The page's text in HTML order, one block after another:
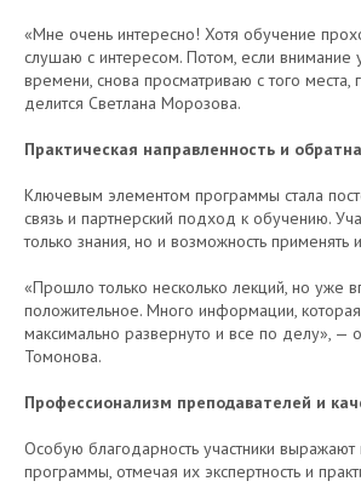
«Мне очень интересно! Хотя обучение
слушаю с интересом. Потом, если внимание
времени, снова просматриваю с того места,
делится Светлана Морозова.
Практическая направленность и
Ключевым элементом программы стала
связь и партнерский подход к обучению.
только знания, но и возможность применять
«Прошло только несколько лекций, но уже
положительное. Много информации,
максимально развернуто и все по делу», —
Томонова.
Профессионализм преподавателей и
Особую благодарность участники
программы, отмечая их экспертность и